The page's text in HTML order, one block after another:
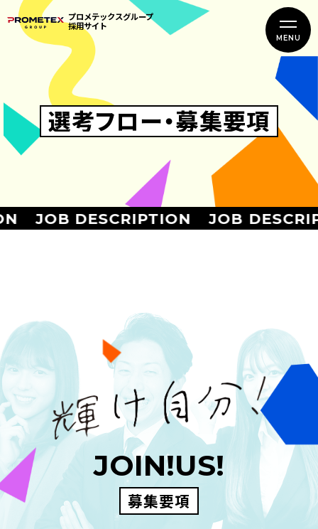
プロメテックスグループ
採用サイト
選考フロー・募集要項
JOB DESCRIPTION JOB
JOIN!US!
募集要項